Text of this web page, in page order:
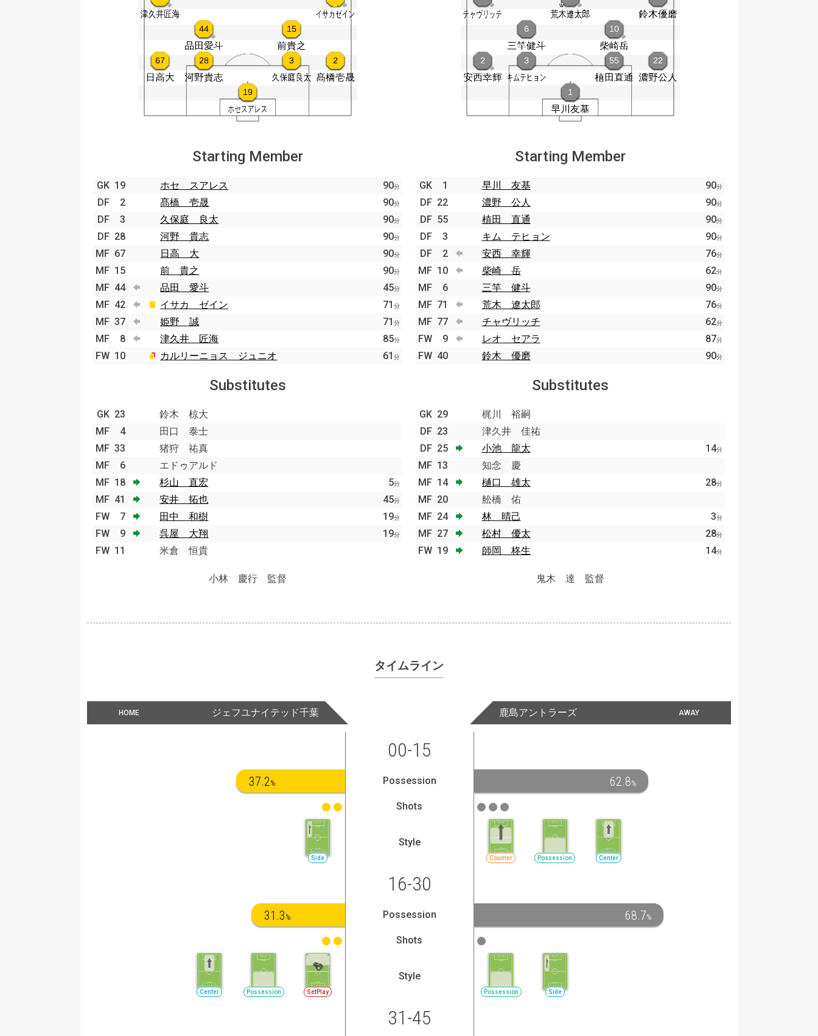
Starting Member
GK 19 ホセ スアレス 90分
DF 2 髙橋 壱晟 90分
DF 3 久保庭 良太 90分
DF 28 河野 貴志 90分
MF 67 日高 大 90分
MF 15 前 貴之 90分
MF 44 品田 愛斗 45分
MF 42 イサカ ゼイン 71分
MF 37 姫野 誠 71分
MF 8 津久井 匠海 85分
FW 10 カルリーニョス ジュニオ 61分
Substitutes
GK 23
鈴木 椋大
MF
4
田口 泰士
MF 33
猪狩 祐真
MF
6
エドゥアルド
MF 18 杉山 直宏 5分
MF 41 安井 拓也 45分
FW 7 田中 和樹 19分
FW 9 呉屋 大翔 19分
FW 11 米倉 恒貴
小林 慶行 監督
Starting Member
GK 1 早川 友基 90分
DF 22 濃野 公人 90分
DF 55 植田 直通 90分
DF 3 キム テヒョン 90分
DF 2 安西 幸輝 76分
MF 10 柴崎 岳 62分
MF 6 三竿 健斗 90分
MF 71 荒木 遼太郎 76分
MF 77 チャヴリッチ 62分
FW 9 レオ セアラ 87分
FW 40 鈴木 優磨 90分
Substitutes
GK 29
梶川 裕嗣
DF 23
津久井 佳祐
DF 25 小池 龍太 14分
MF 13
知念 慶
MF 14 樋口 雄太 28分
MF 20
舩橋 佑
MF 24 林 晴己 3分
MF 27 松村 優太 28分
FW 19 師岡 柊生 14分
鬼木 達 監督
タイムライン
HOME ジェフユナイテッド千葉 AWAY
鹿島アントラーズ
00-15
37.2% Possession 62.8%
Shots
Side
Style
Counter Possession Center
16-30
31.3 % Possession 68.7%
Shots
SetPlay
Possession
Center
Style
Possession Side
31-45